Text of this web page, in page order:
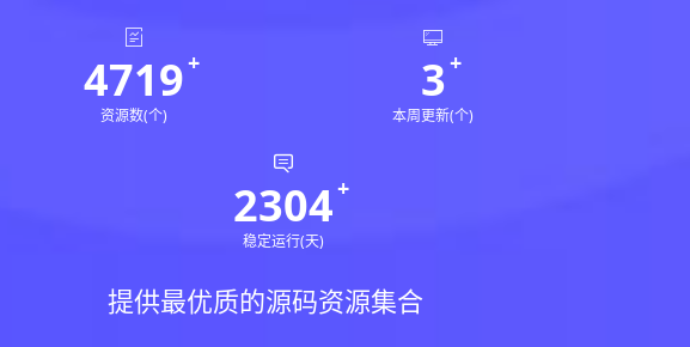
4719
资源数(个)
3
本周更新(个)
2304
稳定运行(天)
提供最优质的源码资源集合